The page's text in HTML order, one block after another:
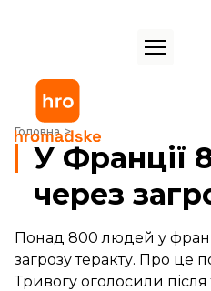
Головна
У Франції 800 людей евакуювали
У Франції
через
Понад 800 людей у
загрозу теракту. Про це
Тривогу оголосили